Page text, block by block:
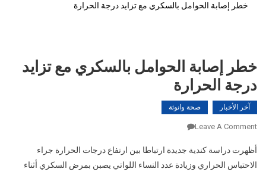
خطر إصابة الحوامل بالسكري مع تزايد درجة الحرارة
خطر إصابة الحوامل بالسكري مع تزايد
درجة الحرارة
آخر الأخبار صحة وانوثة
Leave A Comment
إصابة
الحوامل
أظهرت دراسة كندية جديدة ارتباطا بين ارتفاع درجات الحرارة جراء
الاحتباس الحراري وزيادة عدد النساء اللواتي يصبن بمرض السكري أثناء